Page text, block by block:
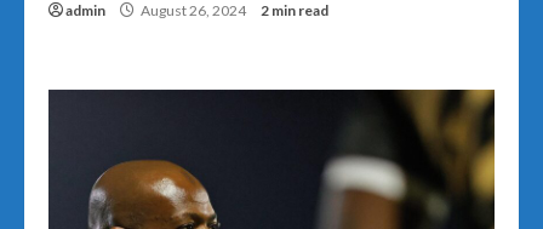
admin August 26, 2024 2 min read